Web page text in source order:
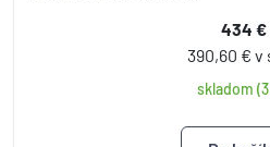
434 €
390,60 € v
skladom